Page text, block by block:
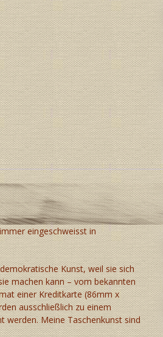
eingeschweisst in
Kunst, weil sie sich
machen kann – vom bekannten
einer Kreditkarte (86mm x
ausschließlich zu einem
werden. Meine Taschenkunst sind